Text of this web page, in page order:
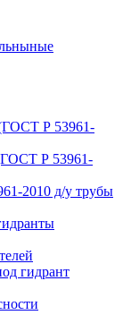
Р 53961-
Р 53961-
2010 д/у трубы
гидрант